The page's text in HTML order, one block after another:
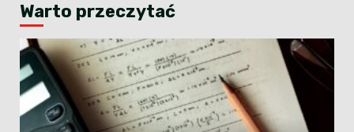
Warto przeczytać